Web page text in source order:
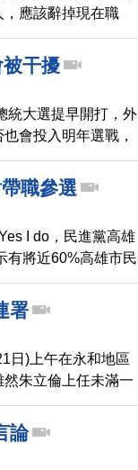
應該辭掉現在職
，柯文哲要聯盟，
干擾
統大選提早開打，外
會投入明年選戰，
，對此，柯文哲表
職參選
I do，民進黨高雄
有將近60%高雄市民
的話，再跟民眾報
署
日)上午在永和地區
朱立倫上任未滿一
心市政，身兼三職
論